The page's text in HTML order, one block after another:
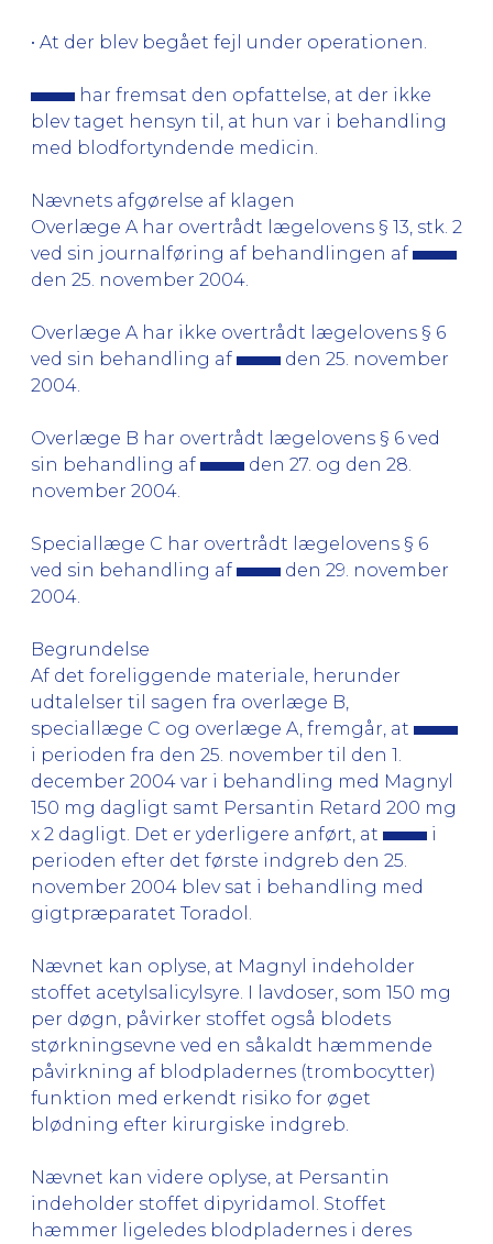
• At der blev begået fejl under operationen.
har fremsat den opfattelse, at der ikke
blev taget hensyn til, at hun var i behandling
med blodfortyndende medicin.
Nævnets afgørelse af klagen
Overlæge A har overtrådt lægelovens § 13, stk. 2
ved sin journalføring af behandlingen af
den 25. november 2004.
Overlæge A har ikke overtrådt lægelovens § 6
ved sin behandling af
den 25. november
2004.
Overlæge B har overtrådt lægelovens § 6 ved
sin behandling af
den 27. og den 28.
november 2004.
Speciallæge C har overtrådt lægelovens § 6
ved sin behandling af
den 29. november
2004.
Begrundelse
Af det foreliggende materiale, herunder
udtalelser til sagen fra overlæge B,
speciallæge C og overlæge A, fremgår, at
i perioden fra den 25. november til den 1.
december 2004 var i behandling med Magnyl
150 mg dagligt samt Persantin Retard 200 mg
x 2 dagligt. Det er yderligere anført, at
i
perioden efter det første indgreb den 25.
november 2004 blev sat i behandling med
gigtpræparatet Toradol.
Nævnet kan oplyse, at Magnyl indeholder
stoffet acetylsalicylsyre. I lavdoser, som 150 mg
per døgn, påvirker stoffet også blodets
størkningsevne ved en såkaldt hæmmende
påvirkning af blodpladernes (trombocytter)
funktion med erkendt risiko for øget
blødning efter kirurgiske indgreb.
Nævnet kan videre oplyse, at Persantin
indeholder stoffet dipyridamol. Stoffet
hæmmer ligeledes blodpladernes i deres